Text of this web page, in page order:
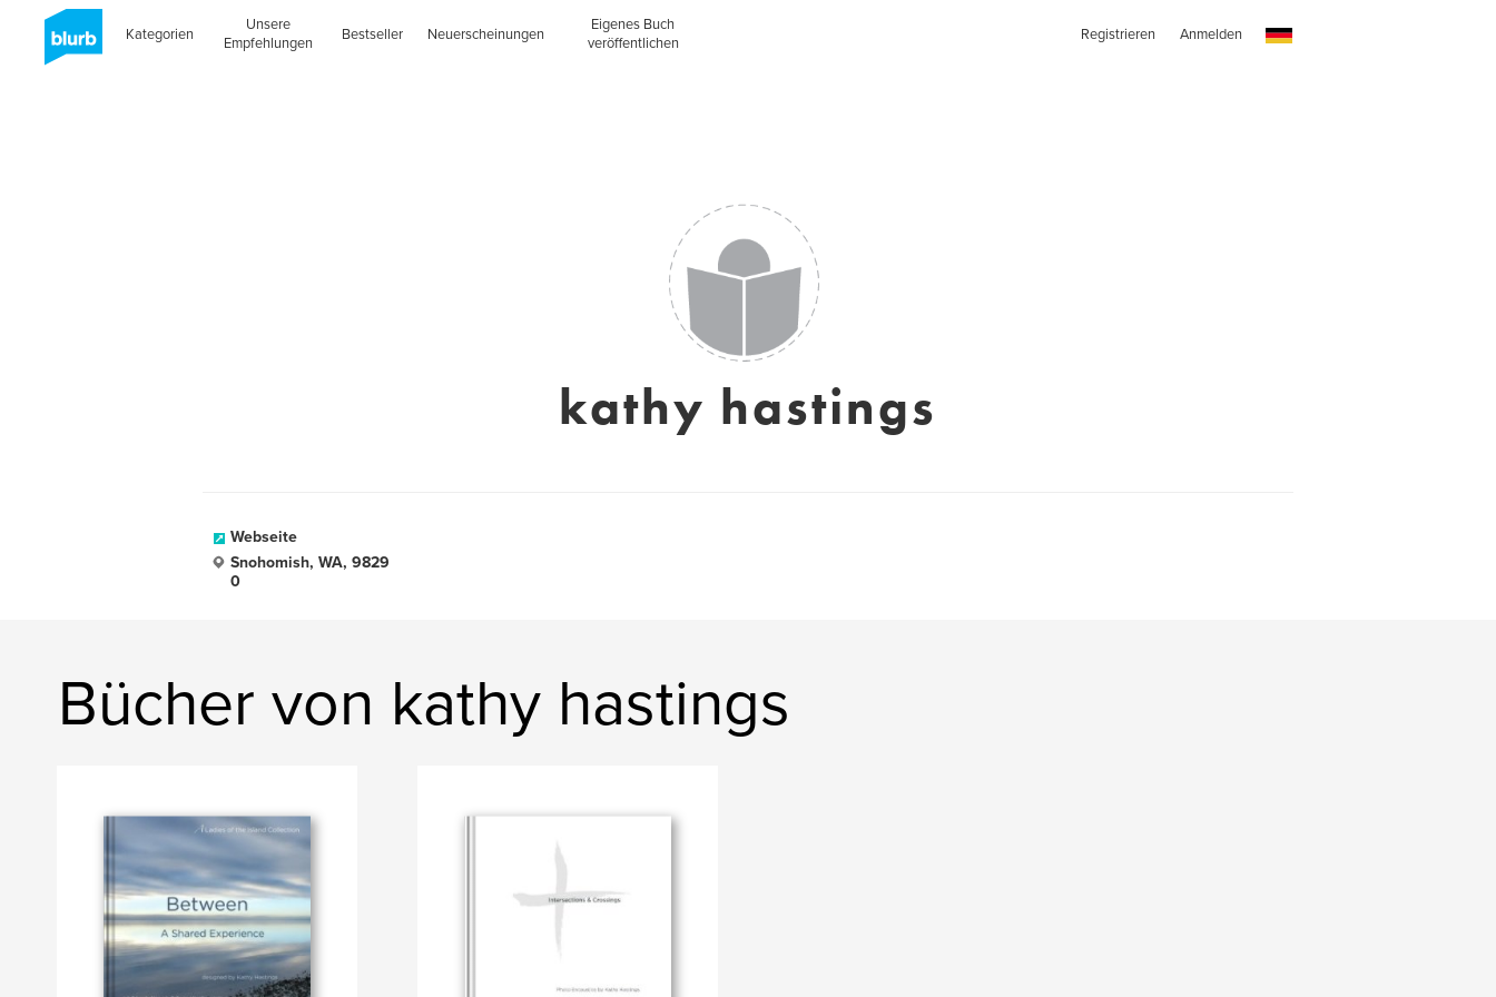
Kategorien
Unsere
Empfehlungen
Bestseller Neuerscheinungen
Eigenes Buch
veröffentlichen
Registrieren Anmelden
kathy hastings
Webseite
Snohomish, WA, 9829
0
Bücher von kathy hastings